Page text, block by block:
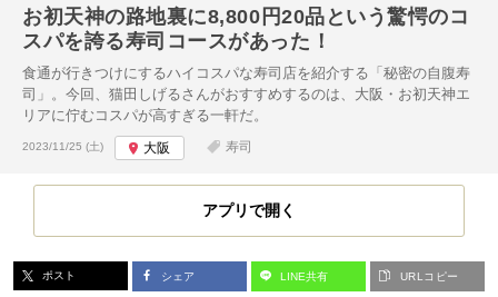
お初天神の路地裏に8,800円20品という驚愕のコ
スパを誇る寿司コースがあった！
食通が行きつけにするハイコスパな寿司店を紹介する「秘密の自腹寿
司」。今回、猫田しげるさんがおすすめするのは、大阪・お初天神エ
リアに佇むコスパが高すぎる一軒だ。
投稿日:
2023/11/25 (土) 大阪 寿司
アプリで開く
ポスト シェア LINE共有 URLコピー